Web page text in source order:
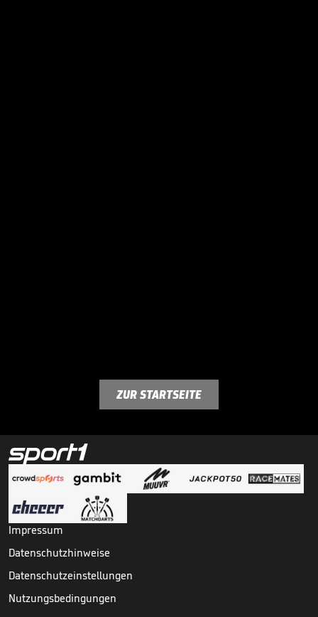
ZUR STARTSEITE
Impressum
Datenschutzhinweise
Datenschutzeinstellungen
Nutzungsbedingungen